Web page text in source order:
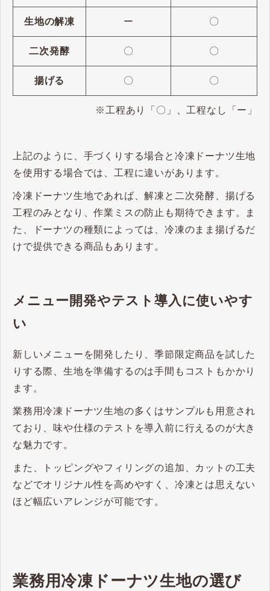
生地の解凍 ー 〇
二次発酵 〇 〇
揚げる 〇 〇
※工程あり「〇」、工程なし「ー」
上記のように、手づくりする場合と冷凍ドーナツ生地
を使用する場合では、工程に違いがあります。
冷凍ドーナツ生地であれば、解凍と二次発酵、揚げる
工程のみとなり、作業ミスの防止も期待できます。ま
た、ドーナツの種類によっては、冷凍のまま揚げるだ
けで提供できる商品もあります。
メニュー開発やテスト導入に使いやす
い
新しいメニューを開発したり、季節限定商品を試した
りする際、生地を準備するのは手間もコストもかかり
ます。
業務用冷凍ドーナツ生地の多くはサンプルも用意され
ており、味や仕様のテストを導入前に行えるのが大き
な魅力です。
また、トッピングやフィリングの追加、カットの工夫
などでオリジナル性を高めやすく、冷凍とは思えない
ほど幅広いアレンジが可能です。
業務用冷凍ドーナツ生地の選び